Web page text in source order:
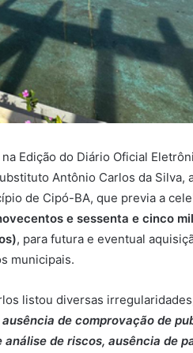
Edição do Diário Oficial
Antônio Carlos da Silva,
de Cipó-BA, que previa a
e sessenta e cinco
, para futura e eventual
municipais.
listou diversas
de comprovação de
de riscos, ausência de